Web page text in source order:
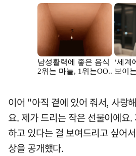
이어 "아직 곁에 있어 줘서, 사랑
요. 제가 드리는 작은 선물이에요
하고 있다는 걸 보여드리고 싶어
상을 공개했다.